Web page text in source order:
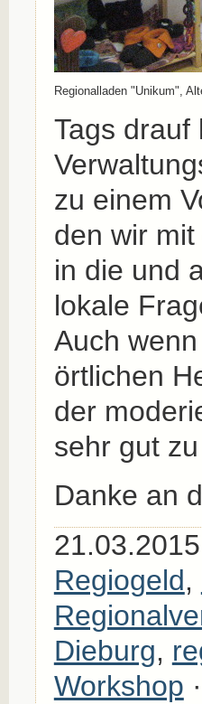
Regionalladen "Unikum",
Tags drauf
zu einem
den wir
in die und
lokale
Auch
örtlichen
der
sehr gut
Danke an
Regiogeld,
Dieburg,
Workshop ·